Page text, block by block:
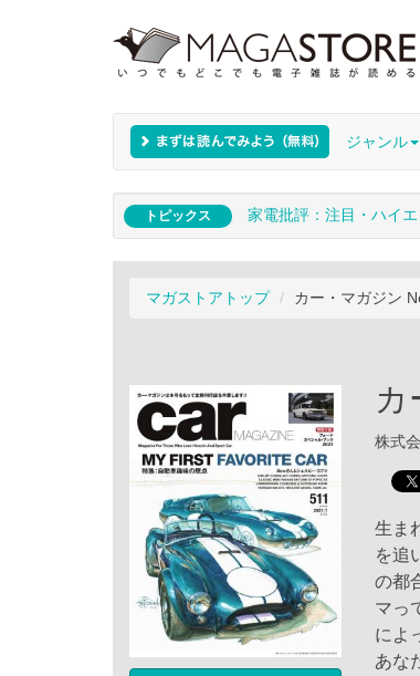
ジャンル
トピックス 家電批評：注目・ハイ
マガストアトップ カー・マガジン
カ
株式
生ま
を追
の都
マっ
によ
あな